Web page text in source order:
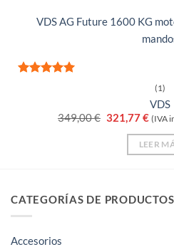
VDS AG Future 1600 KG
(1)
VDS
349,00€ El
precio
original
349,00 €.
321,77€El
precio
es:
(IVA
LEER
CATEGORÍAS DE
Accesorios